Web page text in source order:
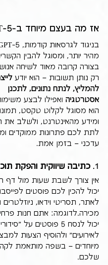
אז מה בעצם מיוחד ב-GPT-5?
מהיר יותר, ומסוגל להבין
בצורה קרובה מאוד לשיחה
רק נותן תשובות – הוא יודע
להמליץ, לנתח נתונים, לתכנן
אסטרטגיה ואפילו לבצע
הוא מסוגל לקלוט טקסט,
ומידע מהאינטרנט, ולשלב את
לתת לכם פתרונות ממוקדים
עדכני – בזמן אמת.
1. כתיבה שיווקית והפקת
יכול להכין לכם פוסטים
לאתר, תסריטי וידאו, ניוזלטרים
מכירה.לדוגמה: אתם חנות
יכול לנסח 5 פוסטים על
לאירועים" ולהוסיף הצעות
מיוחדים – בשפה מותאמת
שלכם.